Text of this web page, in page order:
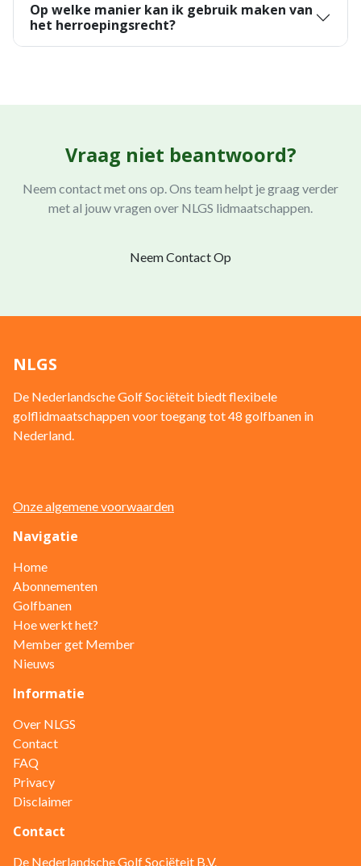
Op welke manier kan ik gebruik maken van
het herroepingsrecht?
Vraag niet beantwoord?
Neem contact met ons op. Ons team helpt je graag verder
met al jouw vragen over NLGS lidmaatschappen.
Neem Contact Op
NLGS
De Nederlandsche Golf Sociëteit biedt flexibele
golflidmaatschappen voor toegang tot 48 golfbanen in
Nederland.
Onze algemene voorwaarden
Navigatie
Home
Abonnementen
Golfbanen
Hoe werkt het?
Member get Member
Nieuws
Informatie
Over NLGS
Contact
FAQ
Privacy
Disclaimer
Contact
De Nederlandsche Golf Sociëteit B.V.